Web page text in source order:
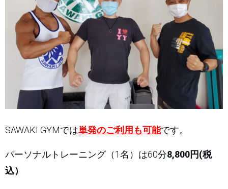
SAWAKI GYMでは単発のご利用も可能です。
パーソナルトレーニング（1名）は60分8,800円(税
込）